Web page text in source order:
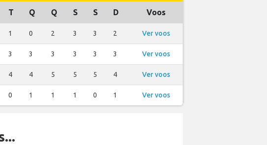
T Q Q S S D Voos
1 0 2 3 3 2 Ver voos
3 3 3 3 3 3 Ver voos
4 4 5 5 5 4 Ver voos
0 1 1 1 0 1 Ver voos